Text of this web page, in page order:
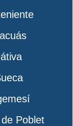
Poblet